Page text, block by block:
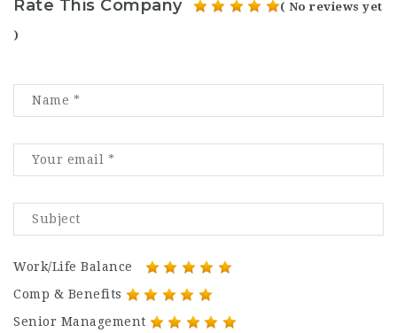
Rate This Company ( No reviews yet
)
Work/Life Balance
Comp & Benefits
Senior Management